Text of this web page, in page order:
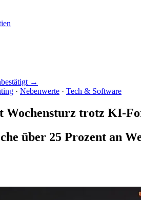
→
· Nebenwerte · Tech & Software
Wochensturz trotz KI-
über 25 Prozent an